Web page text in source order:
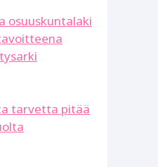
osuuskuntalaki
tarvetta pitää